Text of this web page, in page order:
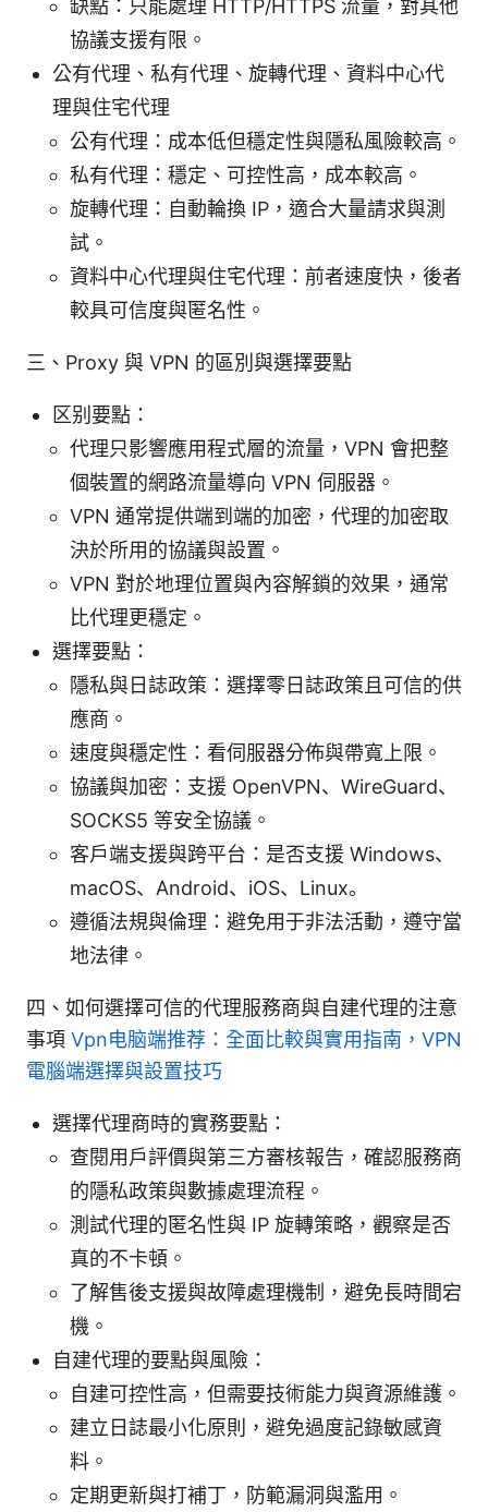
缺點：只能處理 HTTP/HTTPS 流量，對其他
協議支援有限。
公有代理、私有代理、旋轉代理、資料中心代
理與住宅代理
公有代理：成本低但穩定性與隱私風險較高。
私有代理：穩定、可控性高，成本較高。
旋轉代理：自動輪換 IP，適合大量請求與測
試。
資料中心代理與住宅代理：前者速度快，後者
較具可信度與匿名性。
三、Proxy 與 VPN 的區別與選擇要點
区别要點：
代理只影響應用程式層的流量，VPN 會把整
個裝置的網路流量導向 VPN 伺服器。
VPN 通常提供端到端的加密，代理的加密取
決於所用的協議與設置。
VPN 對於地理位置與內容解鎖的效果，通常
比代理更穩定。
選擇要點：
隱私與日誌政策：選擇零日誌政策且可信的供
應商。
速度與穩定性：看伺服器分佈與帶寬上限。
協議與加密：支援 OpenVPN、WireGuard、
SOCKS5 等安全協議。
客戶端支援與跨平台：是否支援 Windows、
macOS、Android、iOS、Linux。
遵循法規與倫理：避免用于非法活動，遵守當
地法律。
四、如何選擇可信的代理服務商與自建代理的注意
事項 Vpn电脑端推荐：全面比較與實用指南，VPN
電腦端選擇與設置技巧
選擇代理商時的實務要點：
查閱用戶評價與第三方審核報告，確認服務商
的隱私政策與數據處理流程。
測試代理的匿名性與 IP 旋轉策略，觀察是否
真的不卡頓。
了解售後支援與故障處理機制，避免長時間宕
機。
自建代理的要點與風險：
自建可控性高，但需要技術能力與資源維護。
建立日誌最小化原則，避免過度記錄敏感資
料。
定期更新與打補丁，防範漏洞與濫用。